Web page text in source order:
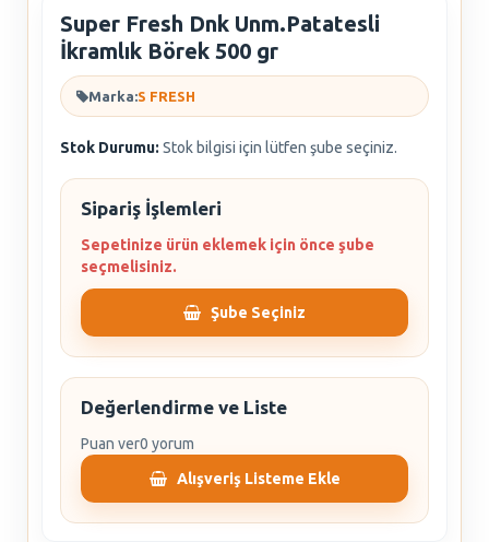
Super Fresh Dnk Unm.Patatesli
İkramlık Börek 500 gr
Marka:S FRESH
Stok Durumu: Stok bilgisi için lütfen şube seçiniz.
Sipariş İşlemleri
Sepetinize ürün eklemek için önce şube
seçmelisiniz.
Şube Seçiniz
Değerlendirme ve Liste
Puan ver0 yorum
Alışveriş Listeme Ekle